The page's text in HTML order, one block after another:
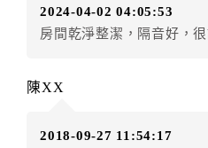
房者應補足差額。（限原訂飯
訂單異動後，訂單費用總計
五、保留住宿權益(保留住
額3個月限原訂飯店），異動
2024-04-02 04:05:53
房間乾淨整潔，隔音好，
陳XX
2018-09-27 11:54:17